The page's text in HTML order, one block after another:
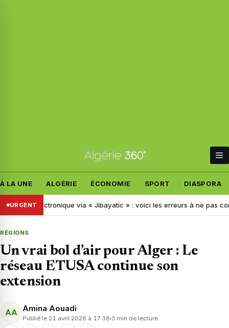
À LA UNE ALGÉRIE ÉCONOMIE SPORT DIASPORA
URGENT
électronique via « Jibayatic » : voici les erreurs à ne pas commettre
RÉGIONS
Un vrai bol d’air pour Alger : Le
réseau ETUSA continue son
extension
AA Amina Aouadi
Publié le 21 avril 2026 à 17:38 3 min de lecture